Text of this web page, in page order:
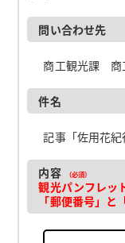
問い合わせ先
商工観光課 商
件名
記事「佐用花
内容 （必須）
観光パンフレッ
「郵便番号」と